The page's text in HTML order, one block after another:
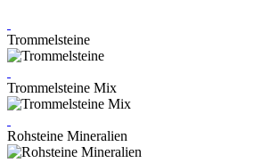
Trommelsteine
Trommelsteine Mix
Rohsteine Mineralien